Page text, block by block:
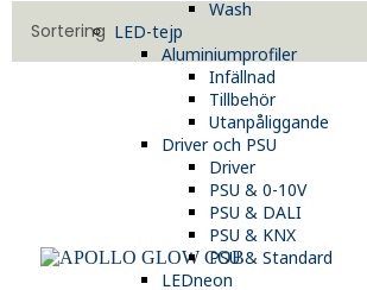
Wash
LED-tejp
Aluminiumprofiler
Infällnad
Tillbehör
Utanpåliggande
Driver och PSU
Driver
PSU & 0-10V
PSU & DALI
PSU & KNX
PSU & Standard
LEDneon
Sortering